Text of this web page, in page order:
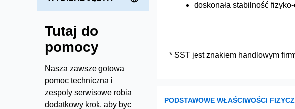
Tutaj do
pomocy
Nasza zawsze gotowa
pomoc techniczna i
zespoly serwisowe robia
dodatkowy krok, aby byc
doskonała stabilność
* SST jest znakiem handlowym
PODSTAWOWE WŁAŚCIWOŚCI